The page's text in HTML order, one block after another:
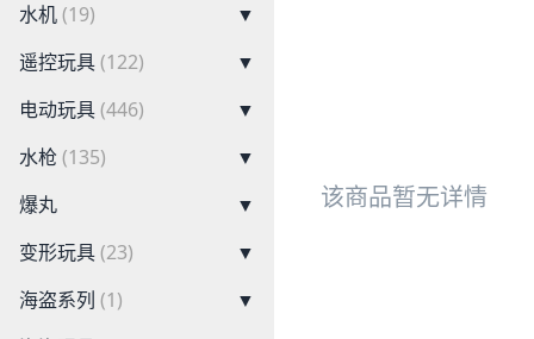
水机(19)
▼
遥控玩具(122)
▼
电动玩具(446)
▼
水枪 (135)
▼
爆丸
▼
变形玩具(23)
▼
海盗系列 (1)
▼
该商品暂无详情